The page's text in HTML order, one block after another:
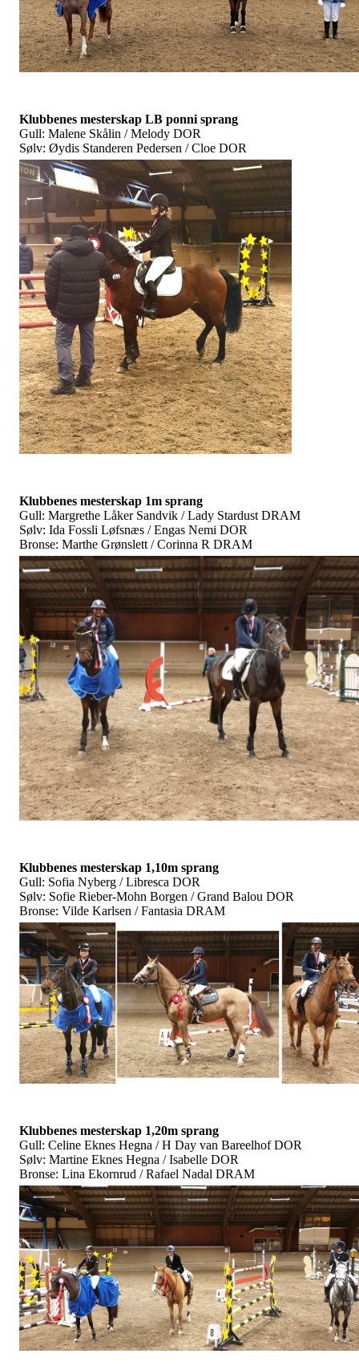
Klubbenes mesterskap LB ponni sprang
Gull: Malene Skålin / Melody DOR
Sølv: Øydis Standeren Pedersen / Cloe DOR
Klubbenes mesterskap 1m sprang
Gull: Margrethe Låker Sandvik / Lady Stardust DRAM
Sølv: Ida Fossli Løfsnæs / Engas Nemi DOR
Bronse: Marthe Grønslett / Corinna R DRAM
Klubbenes mesterskap 1,10m sprang
Gull: Sofia Nyberg / Libresca DOR
Sølv: Sofie Rieber-Mohn Borgen / Grand Balou DOR
Bronse: Vilde Karlsen / Fantasia DRAM
Klubbenes mesterskap 1,20m sprang
Gull: Celine Eknes Hegna / H Day van Bareelhof DOR
Sølv: Martine Eknes Hegna / Isabelle DOR
Bronse: Lina Ekornrud / Rafael Nadal DRAM